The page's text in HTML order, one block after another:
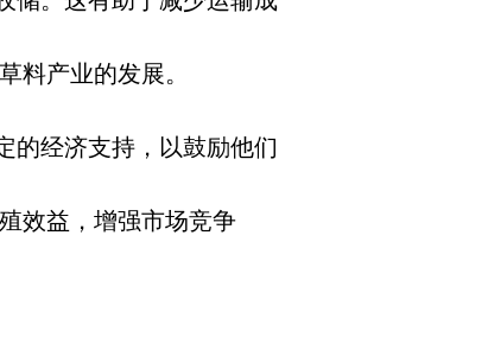
料产业的发展。
的经济支持，以鼓励他们
效益，增强市场竞争